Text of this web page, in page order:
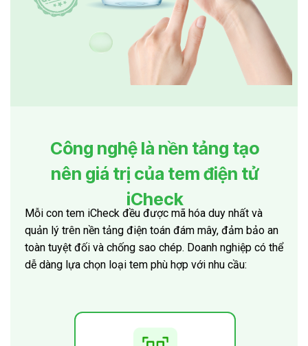
Công nghệ là nền tảng tạo
nên giá trị của tem điện tử
iCheck
Mỗi con tem iCheck đều được mã hóa duy nhất và
quản lý trên nền tảng điện toán đám mây, đảm bảo an
toàn tuyệt đối và chống sao chép. Doanh nghiệp có thể
dễ dàng lựa chọn loại tem phù hợp với nhu cầu: